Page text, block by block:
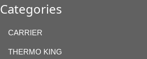
Categories
CARRIER
THERMO KING